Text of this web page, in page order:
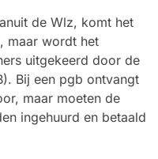
de Wlz, komt het
maar wordt het
uitgekeerd door de
Bij een pgb ontvangt
maar moeten de
ingehuurd en betaald